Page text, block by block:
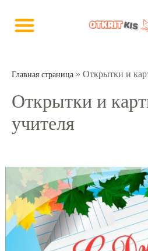
Главная страница » Открытки и
Открытки и
учителя